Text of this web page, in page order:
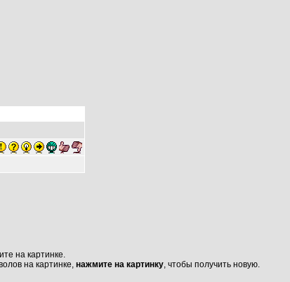
на картинке.
на картинке, нажмите на картинку, чтобы получить новую.